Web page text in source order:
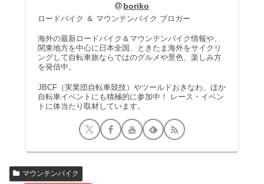
boriko
ロードバイク ＆ マウンテンバイク ブロガー
海外の最新ロードバイク＆マウンテンバイク情報や、
関東地方を中心に日本全国、ときたま海外をサイクリ
ングして自転車旅ならではのグルメや景色、楽しみ方
を発信中。
JBCF（実業団自転車競技）やツールドおきなわ、ほか
自転車イベントにも積極的に参加中！ レース・イベン
トに体当たり取材しています。
マウンテンバイク